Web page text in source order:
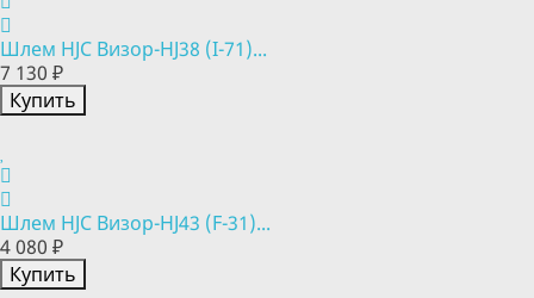
Шлем HJC Визор-HJ38 (I-71)...
7 130 ₽
Купить
Шлем HJC Визор-HJ43 (F-31)...
4 080 ₽
Купить